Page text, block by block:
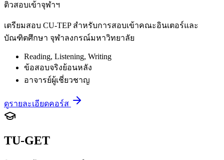
ติวสอบเข้าจุฬาฯ
เตรียมสอบ CU-TEP สำหรับการสอบเข้าคณะอินเตอร์และ
บัณฑิตศึกษา จุฬาลงกรณ์มหาวิทยาลัย
Reading, Listening, Writing
ข้อสอบจริงย้อนหลัง
อาจารย์ผู้เชี่ยวชาญ
ดูรายละเอียดคอร์ส
TU-GET